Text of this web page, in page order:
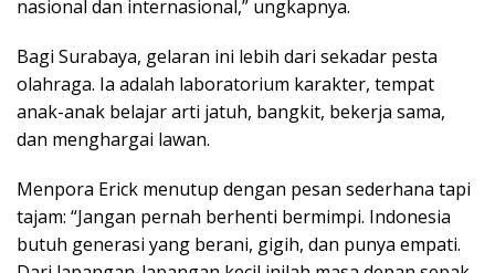
nasional dan internasional,” ungkapnya.
Bagi Surabaya, gelaran ini lebih dari sekadar pesta
olahraga. Ia adalah laboratorium karakter, tempat
anak-anak belajar arti jatuh, bangkit, bekerja sama,
dan menghargai lawan.
Menpora Erick menutup dengan pesan sederhana tapi
tajam: “Jangan pernah berhenti bermimpi. Indonesia
butuh generasi yang berani, gigih, dan punya empati.